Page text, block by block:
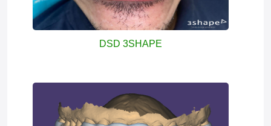
DSD 3SHAPE